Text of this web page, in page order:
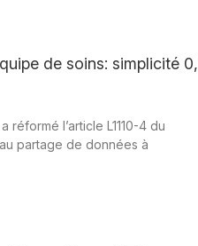
de soins: simplicité 0,
réformé l’article L1110-4 du
partage de données à